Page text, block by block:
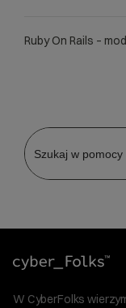
Ruby On Rails –
W CyberFolks